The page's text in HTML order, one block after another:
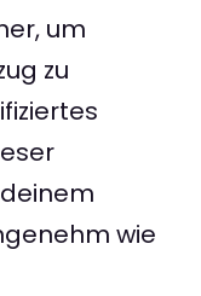
um
zu
wie